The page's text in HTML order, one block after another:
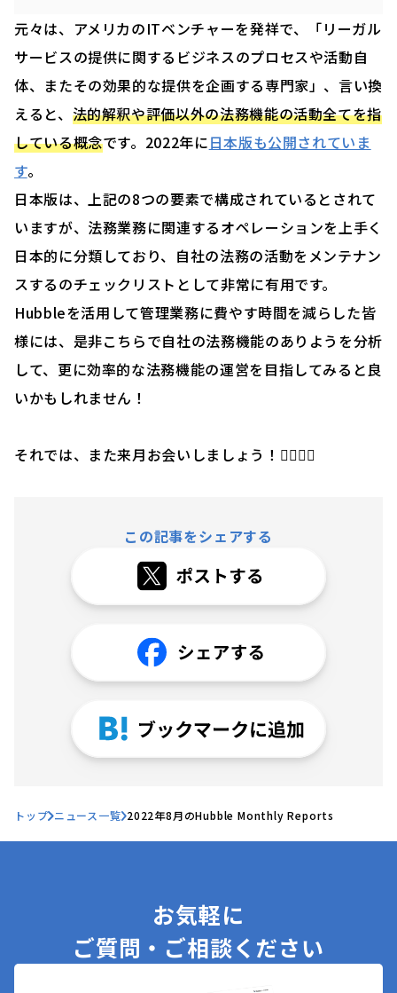
元々は、アメリカのITベンチャーを発祥で、「リーガル
サービスの提供に関するビジネスのプロセスや活動自
体、またその効果的な提供を企画する専門家」、言い換
えると、 法的解釈や評価以外の法務機能の活動全てを指
している概念です。2022年に日本版も公開されていま
す。
日本版は、上記の8つの要素で構成されているとされて
いますが、法務業務に関連するオペレーションを上手く
日本的に分類しており、自社の法務の活動をメンテナン
スするのチェックリストとして非常に有用です。
Hubbleを活用して管理業務に費やす時間を減らした皆
様には、是非こちらで自社の法務機能のありようを分析
して、更に効率的な法務機能の運営を目指してみると良
いかもしれません！
それでは、また来月お会いしましょう！🙇‍♂️🙇‍♀️
この記事をシェアする
トップ ニュース一覧 2022年8月のHubble Monthly Reports
お気軽に
ご質問・ご相談ください